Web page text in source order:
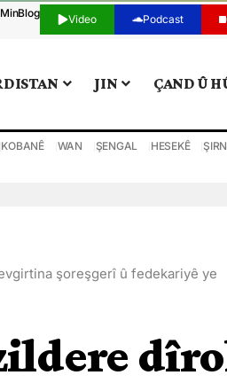
Blog Video Podcast
JIN ÇAND Û
KOBANÊ WAN ŞENGAL HESEKÊ
şoreşgerî û fedekariyê ye